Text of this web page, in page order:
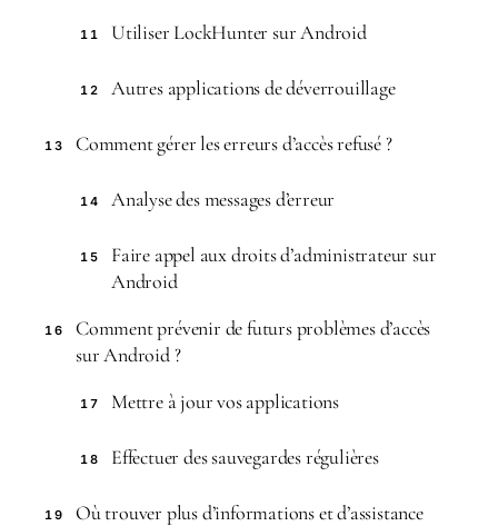
11 Utiliser LockHunter sur Android
12 Autres applications de déverrouillage
13 Comment gérer les erreurs d’accès refusé ?
14 Analyse des messages d’erreur
15
Faire appel aux droits d’administrateur sur
Android
16
Comment prévenir de futurs problèmes d’accès
sur Android ?
17 Mettre à jour vos applications
18 Effectuer des sauvegardes régulières
19
Où trouver plus d’informations et d’assistance